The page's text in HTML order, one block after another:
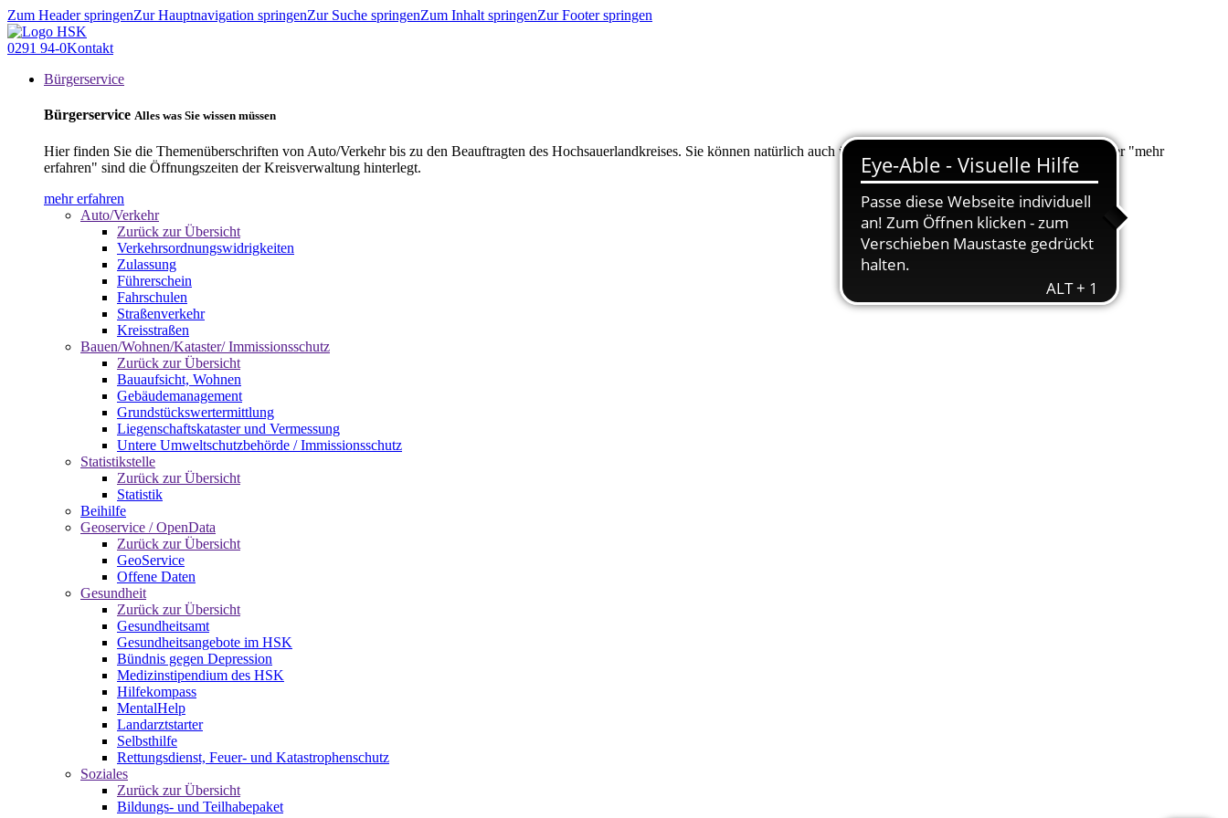
Zum Header springenZur Hauptnavigation springenZur Suche springenZum Inhalt springenZur Footer springen
0291 94-0Kontakt
Bürgerservice
Bürgerservice Alles was Sie wissen müssen
Hier finden Sie die Themenüberschriften von Auto/Verkehr bis zu den Beauftragten des Hochsauerlandkreises. Sie können natürlich auch über "Suche" nach Ihrem Anliegen suchen. Unter "mehr
erfahren" sind die Öffnungszeiten der Kreisverwaltung hinterlegt.
mehr erfahren
Auto/Verkehr
Zurück zur Übersicht
Verkehrsordnungswidrigkeiten
Zulassung
Führerschein
Fahrschulen
Straßenverkehr
Kreisstraßen
Bauen/Wohnen/Kataster/ Immissionsschutz
Zurück zur Übersicht
Bauaufsicht, Wohnen
Gebäudemanagement
Grundstückswertermittlung
Liegenschaftskataster und Vermessung
Untere Umweltschutzbehörde / Immissionsschutz
Statistikstelle
Zurück zur Übersicht
Statistik
Beihilfe
Geoservice / OpenData
Zurück zur Übersicht
GeoService
Offene Daten
Gesundheit
Zurück zur Übersicht
Gesundheitsamt
Gesundheitsangebote im HSK
Bündnis gegen Depression
Medizinstipendium des HSK
Hilfekompass
MentalHelp
Landarztstarter
Selbsthilfe
Rettungsdienst, Feuer- und Katastrophenschutz
Soziales
Zurück zur Übersicht
Bildungs- und Teilhabepaket